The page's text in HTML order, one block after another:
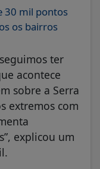
30 mil pontos
os bairros
ter
acontece
sobre a Serra
extremos com
explicou um